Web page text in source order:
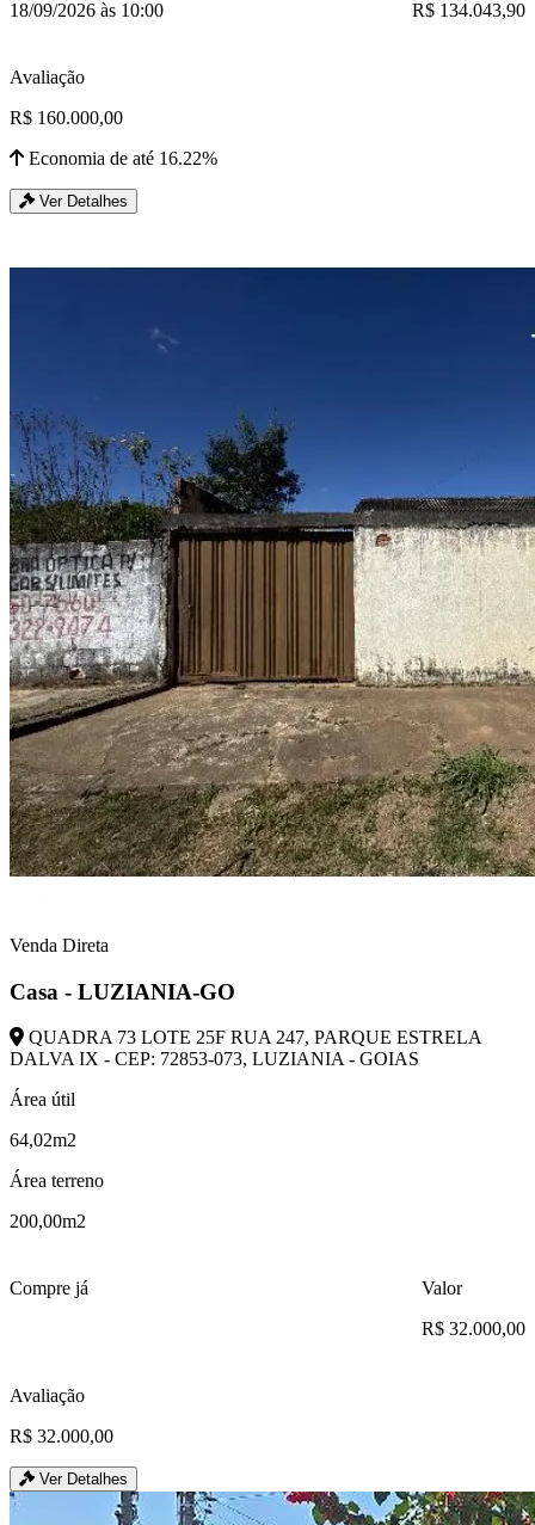
18/09/2026 às 10:00
R$ 134.043,90
Avaliação
R$ 160.000,00
Economia de até 16.22%
Ver Detalhes
Venda Direta
Casa - LUZIANIA-GO
QUADRA 73 LOTE 25F RUA 247, PARQUE ESTRELA
DALVA IX - CEP: 72853-073, LUZIANIA - GOIAS
Área útil
64,02m2
Área terreno
200,00m2
Compre já
Valor
R$ 32.000,00
Avaliação
R$ 32.000,00
Ver Detalhes